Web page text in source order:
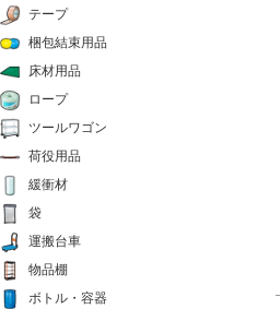
テープ
梱包結束用品
床材用品
ロープ
ツールワゴン
荷役用品
緩衝材
袋
運搬台車
物品棚
ボトル・容器